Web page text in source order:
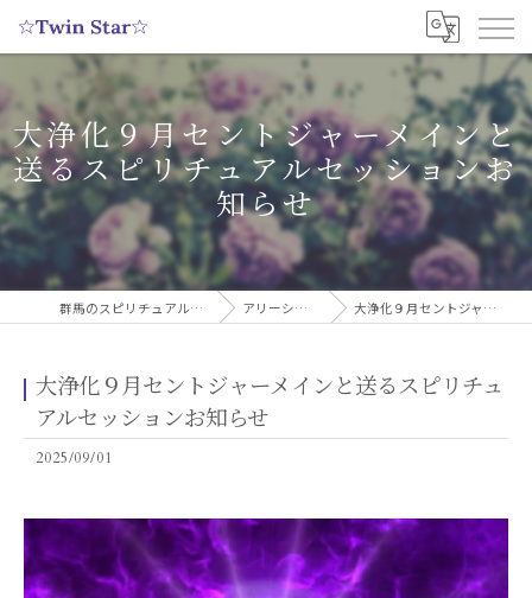
大浄化９月セントジャーメインと
送るスピリチュアルセッションお
知らせ
群馬のスピリチュアルヒーリングサロンなら実績多数の☆Twin Star☆ アリーシャのスピリチュアルブログ 大浄化９月セントジャーメインと送るスピリチュアルセッションお知らせ
大浄化９月セントジャーメインと送るスピリチュ
アルセッションお知らせ
2025/09/01